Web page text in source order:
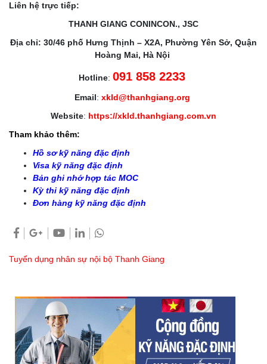
Liên hệ trực tiếp:
THANH GIANG CONINCON., JSC
Địa chỉ: 30/46 phố Hưng Thịnh – X2A, Phường Yên Sở, Quận
Hoàng Mai, Hà Nội
Hotline: 091 858 2233
Email: xkld@thanhgiang.org
Website: https://xkld.thanhgiang.com.vn
Tham khảo thêm:
Hồ sơ kỹ năng đặc định
Visa kỹ năng đặc định
Bản ghi nhớ hợp tác MOC
Kỳ thi kỹ năng đặc định
Đơn hàng kỹ năng đặc định
Tuyển dụng nhân sự nội bộ Thanh Giang